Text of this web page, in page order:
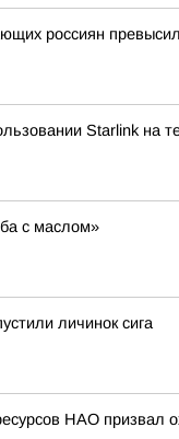
россиян
Starlink на
с маслом»
личинок сига
НАО призвал